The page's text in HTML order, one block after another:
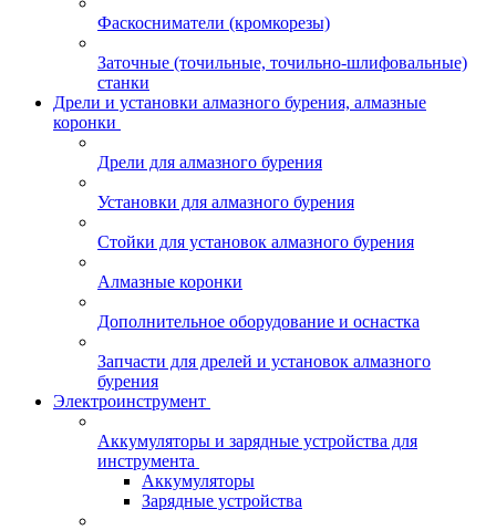
Фаскосниматели (кромкорезы)
Заточные (точильные, точильно-шлифовальные)
станки
Дрели и установки алмазного бурения, алмазные
коронки
Дрели для алмазного бурения
Установки для алмазного бурения
Стойки для установок алмазного бурения
Алмазные коронки
Дополнительное оборудование и оснастка
Запчасти для дрелей и установок алмазного
бурения
Электроинструмент
Аккумуляторы и зарядные устройства для
инструмента
Аккумуляторы
Зарядные устройства